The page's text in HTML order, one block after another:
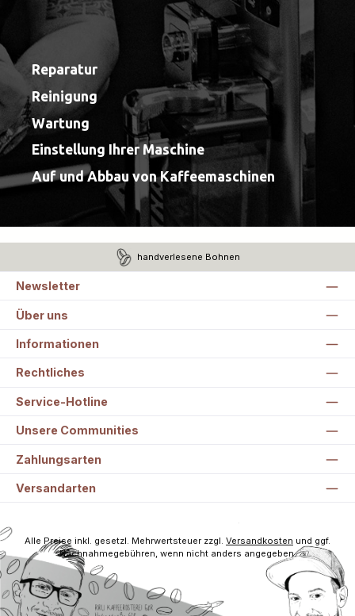
Reparatur
Reinigung
Wartung
Einstellung Ihrer Maschine
Auf und Abbau von Kaffeemaschinen
handverlesene Bohnen
Newsletter
Über uns
Informationen
Rechtliches
Service-Hotline
Unsere Communities
Zahlungsarten
Versandarten
Alle Preise inkl. gesetzl. Mehrwertsteuer zzgl. Versandkosten und ggf.
Nachnahmegebühren, wenn nicht anders angegeben.